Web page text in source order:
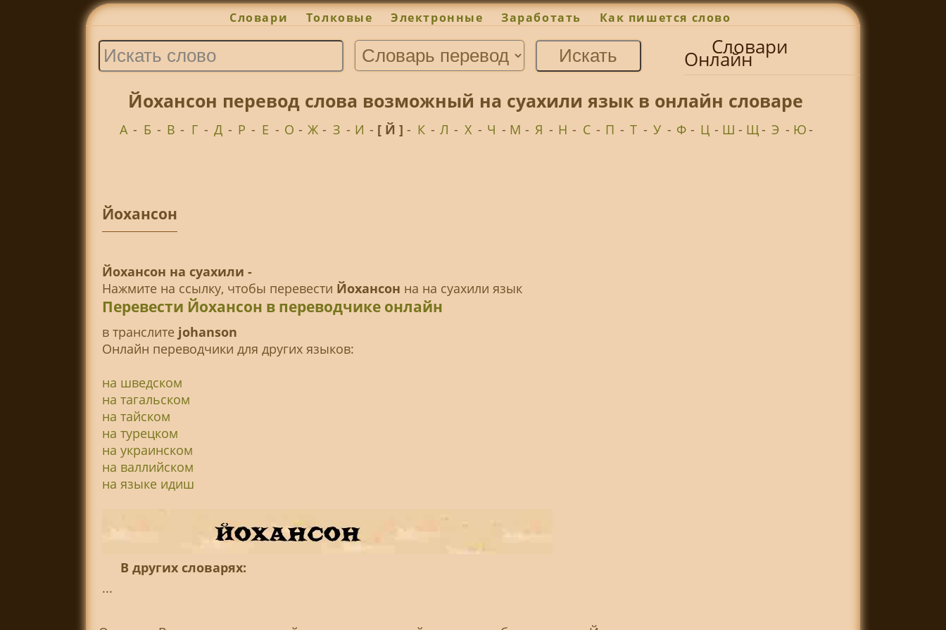
Словари Толковые Электронные Заработать Как пишется слово
Словари
Онлайн
Йохансон перевод слова возможный на суахили язык в онлайн словаре
А - Б - В - Г - Д - Р - Е - О - Ж - З - И - [ Й ]- К - Л - Х - Ч - М - Я - Н - С - П - Т - У - Ф - Ц - Ш - Щ- Э - Ю-
Йохансон
Йохансон на суахили -
Нажмите на ссылку, чтобы перевести Йохансон на на суахили язык
Перевести Йохансон в переводчике онлайн
в транслитe johanson
Онлайн переводчики для других языков:
на шведском
на тагальском
на тайском
на турецком
на украинском
на валлийском
на языке идиш
В других словарях:
...